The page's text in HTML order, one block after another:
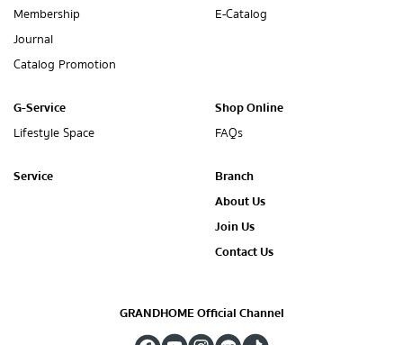
Membership
Journal
Catalog Promotion
E-Catalog
G-Service
Lifestyle Space
Shop Online
FAQs
Service
Branch
About Us
Join Us
Contact Us
GRANDHOME Official Channel